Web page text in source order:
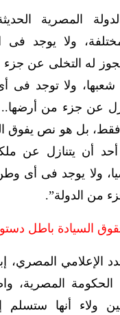
المصرية
ولا يوجد فى
له التخلى عن جزء
شعبها، ولا توجد فى
عن جزء من
بل هو نص يفوق
أن يتنازل عن
ولا يوجد فى أى
من الدولة”.
السيادة باطل
الإعلامي المصري،
المصرية،
ولاء أنها ستسلم